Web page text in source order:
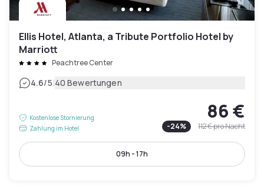
Ellis Hotel, Atlanta, a Tribute Portfolio Hotel by
Marriott
Peachtree Center
4.6/5|40 Bewertungen
Kostenlose Stornierung
Zahlung im Hotel
86 €
-24% 112 €pro Nacht
09h - 17h